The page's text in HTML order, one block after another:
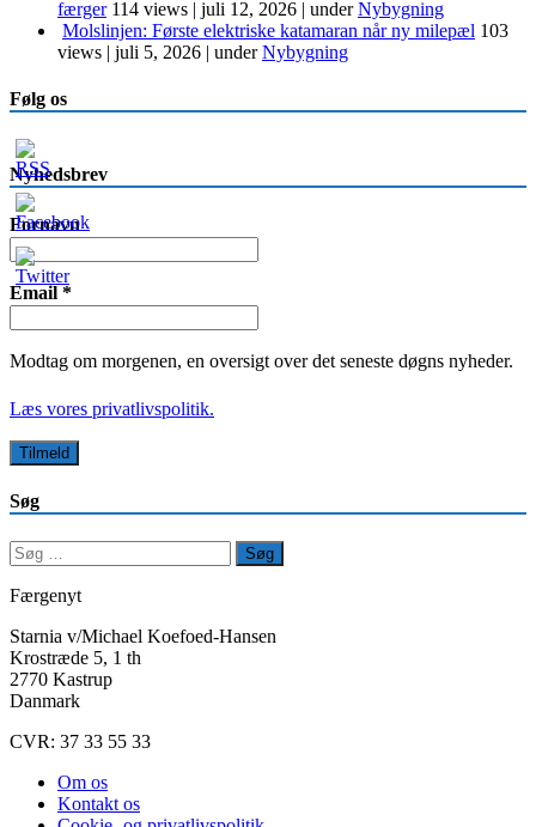
færger 114 views | juli 12, 2026 | underNybygning
Molslinjen: Første elektriske katamaran når ny milepæl 103
views | juli 5, 2026 | underNybygning
Følg os
Nyhedsbrev
Fornavn
Email *
Modtag om morgenen, en oversigt over det seneste døgns nyheder.
Læs vores privatlivspolitik.
Søg
Søg
efter:
Færgenyt
Starnia v/Michael Koefoed-Hansen
Krostræde 5, 1 th
2770 Kastrup
Danmark
CVR: 37 33 55 33
Om os
Kontakt os